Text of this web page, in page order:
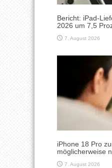
Bericht: iPad-
2026 um 7,5
7. August 2026
iPhone 18 Pro
möglicherweise
7. August 2026